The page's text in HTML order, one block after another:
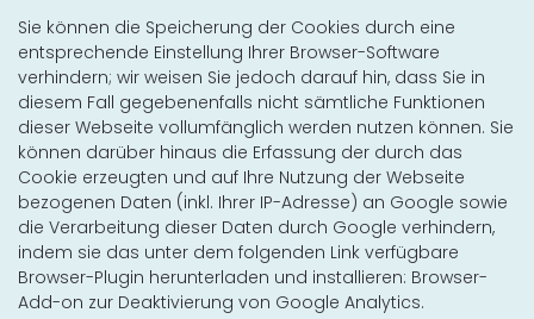
Sie können die Speicherung der Cookies durch eine
entsprechende Einstellung Ihrer Browser-Software
verhindern; wir weisen Sie jedoch darauf hin, dass Sie in
diesem Fall gegebenenfalls nicht sämtliche Funktionen
dieser Webseite vollumfänglich werden nutzen können. Sie
können darüber hinaus die Erfassung der durch das
Cookie erzeugten und auf Ihre Nutzung der Webseite
bezogenen Daten (inkl. Ihrer IP-Adresse) an Google sowie
die Verarbeitung dieser Daten durch Google verhindern,
indem sie das unter dem folgenden Link verfügbare
Browser-Plugin herunterladen und installieren: Browser-
Add-on zur Deaktivierung von Google Analytics.